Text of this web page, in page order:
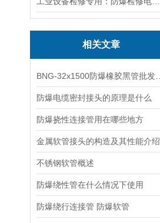
相关文章
防爆电缆密封接头的原理是什么
防爆挠性连接管用在哪些地方
金属软管接头的构造及其性能介绍
不锈钢软管概述
防爆绕性管在什么情况下使用
防爆绕行连接管 防爆软管